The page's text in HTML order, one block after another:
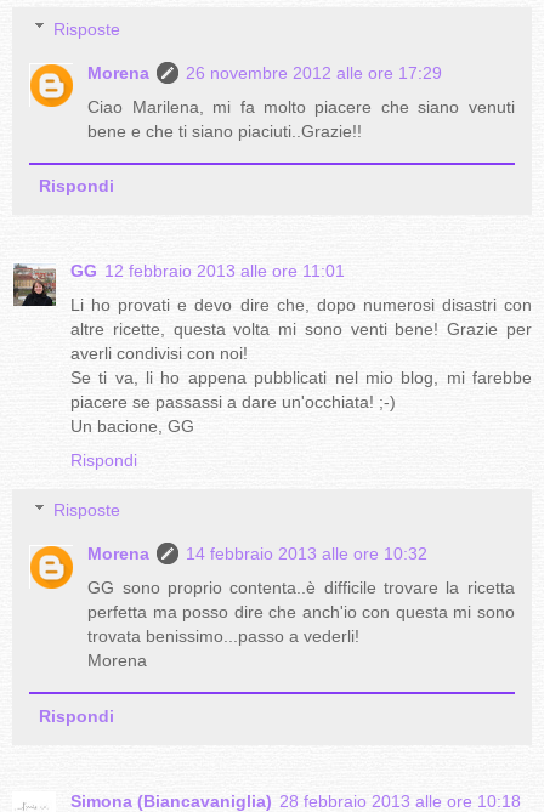
Risposte
Morena
26 novembre 2012 alle ore 17:29
Ciao Marilena, mi fa molto piacere che siano venuti
bene e che ti siano piaciuti..Grazie!!
Rispondi
GG 12 febbraio 2013 alle ore 11:01
Li ho provati e devo dire che, dopo numerosi disastri con
altre ricette, questa volta mi sono venti bene! Grazie per
averli condivisi con noi!
Se ti va, li ho appena pubblicati nel mio blog, mi farebbe
piacere se passassi a dare un'occhiata! ;-)
Un bacione, GG
Rispondi
Risposte
Morena
14 febbraio 2013 alle ore 10:32
GG sono proprio contenta..è difficile trovare la ricetta
perfetta ma posso dire che anch'io con questa mi sono
trovata benissimo...passo a vederli!
Morena
Rispondi
Simona (Biancavaniglia) 28 febbraio 2013 alle ore 10:18